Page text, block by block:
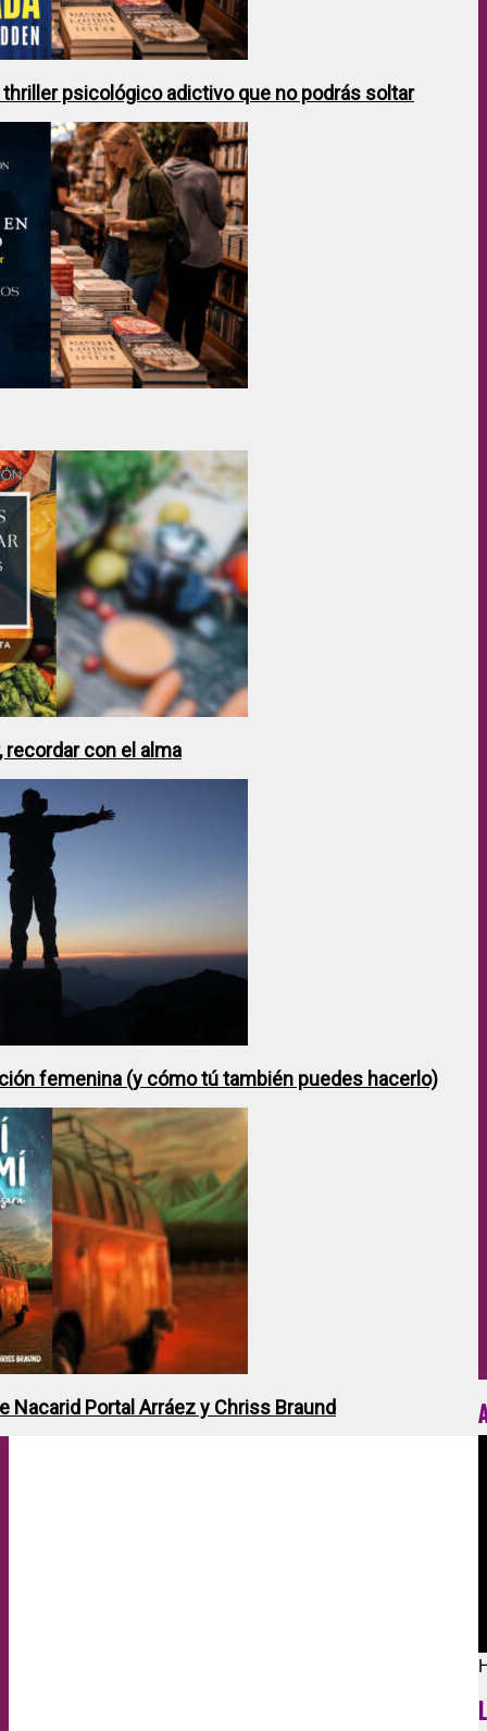
thriller psicológico adictivo que no podrás soltar
recordar con el alma
femenina (y cómo tú también puedes hacerlo)
Nacarid Portal Arráez y Chriss Braund